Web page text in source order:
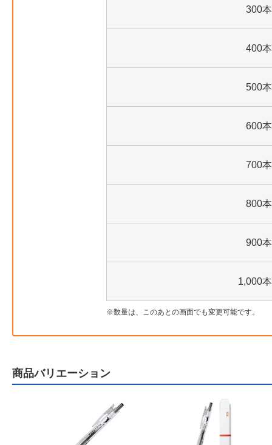
300本
400本
500本
600本
700本
800本
900本
1,000本
数量は、このあとの画面でも変更可能です。
商品バリエーション